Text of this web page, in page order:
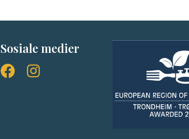
Sosiale medier